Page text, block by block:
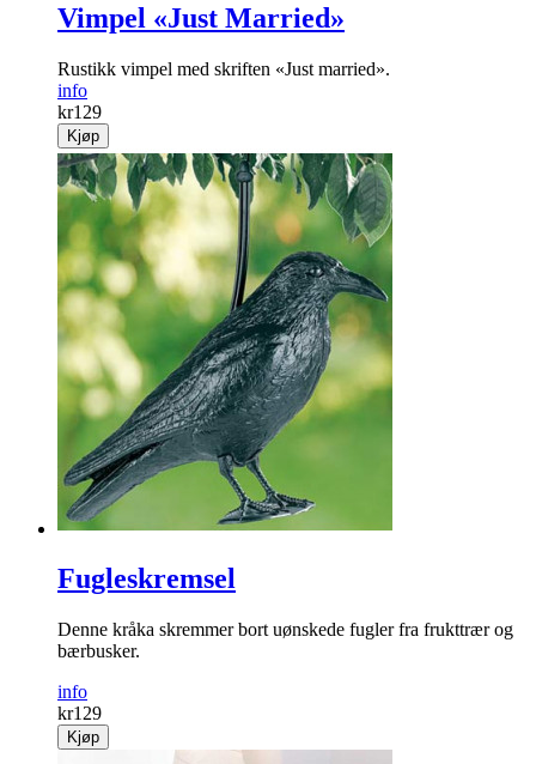
Vimpel «Just Married»
Rustikk vimpel med skriften «Just married».
info
kr129
Kjøp
Fugleskremsel
Denne kråka skremmer bort uønskede fugler fra frukttrær og
bærbusker.
info
kr129
Kjøp